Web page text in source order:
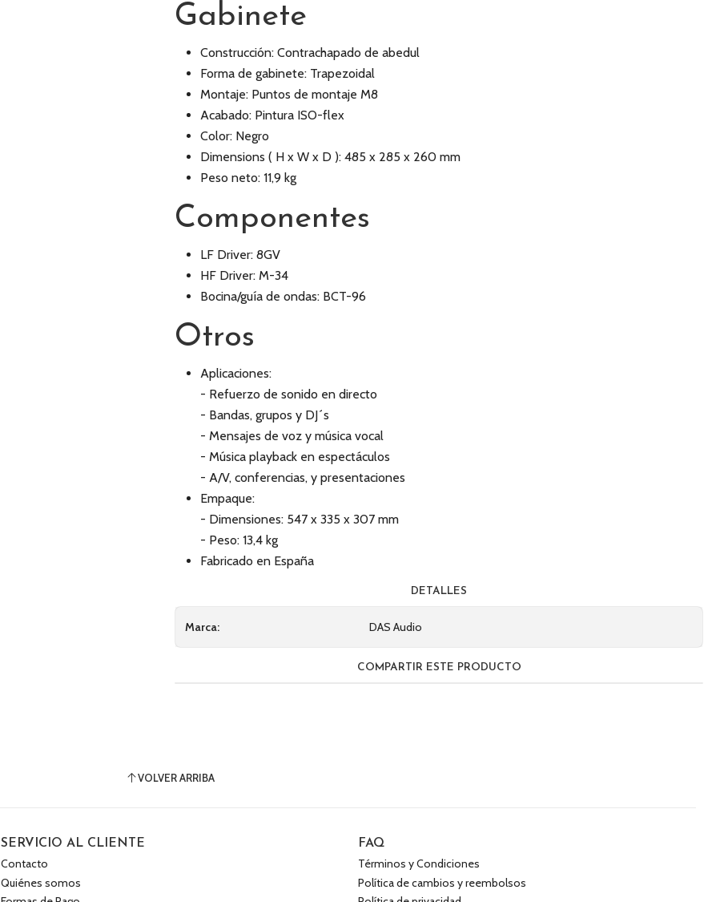
Gabinete
Construcción: Contrachapado de abedul
Forma de gabinete: Trapezoidal
Montaje: Puntos de montaje M8
Acabado: Pintura ISO-flex
Color: Negro
Dimensions ( H x W x D ): 485 x 285 x 260 mm
Peso neto: 11,9 kg
Componentes
LF Driver: 8GV
HF Driver: M-34
Bocina/guía de ondas: BCT-96
Otros
Aplicaciones:
- Refuerzo de sonido en directo
- Bandas, grupos y DJ´s
- Mensajes de voz y música vocal
- Música playback en espectáculos
- A/V, conferencias, y presentaciones
Empaque:
- Dimensiones: 547 x 335 x 307 mm
- Peso: 13,4 kg
Fabricado en España
DETALLES
Marca: DAS Audio
COMPARTIR ESTE PRODUCTO
VOLVER ARRIBA
SERVICIO AL CLIENTE
Contacto
Quiénes somos
FAQ
Términos y Condiciones
Política de cambios y reembolsos